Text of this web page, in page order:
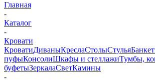
Главная
-
Каталог
-
Кровати
КроватиДиваныКреслаСтолыСтулья
пуфыКонсолиШкафы и стеллажиТумбы,
буфетыЗеркалаСветКамины
-